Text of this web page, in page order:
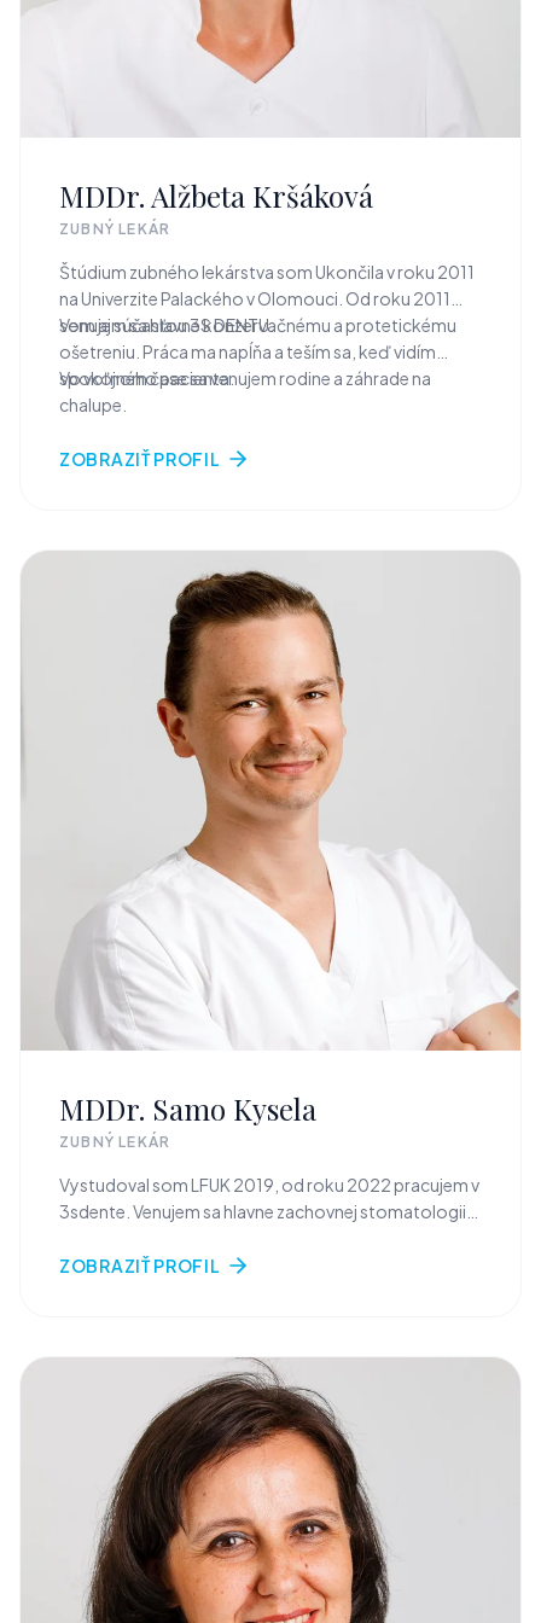
MDDr. Alžbeta Kršáková
ZUBNÝ LEKÁR
Štúdium zubného lekárstva som Ukončila v roku 2011
na Univerzite Palackého v Olomouci. Od roku 2011
som aj súčasťou 3S DENTU.
Venujem sa hlavne konzervačnému a protetickému
ošetreniu. Práca ma napĺňa a teším sa, keď vidím
spokojného pacienta.
Vo voľnom čase sa venujem rodine a záhrade na
chalupe.
ZOBRAZIŤ PROFIL
MDDr. Samo Kysela
ZUBNÝ LEKÁR
Vystudoval som LFUK 2019, od roku 2022 pracujem v
3sdente. Venujem sa hlavne zachovnej stomatologii
sa rad venujem rodine, majstrujem a bicyklujem.
ZOBRAZIŤ PROFIL